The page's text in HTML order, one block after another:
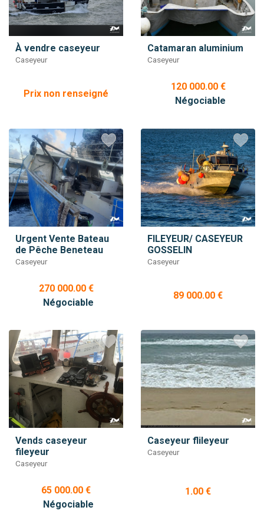
À vendre caseyeur
Caseyeur
Prix non renseigné
Catamaran aluminium
Caseyeur
120 000.00 €
Négociable
Urgent Vente Bateau
de Pêche Beneteau
Caseyeur
270 000.00 €
Négociable
FILEYEUR/ CASEYEUR
GOSSELIN
Caseyeur
89 000.00 €
Vends caseyeur
fileyeur
Caseyeur
65 000.00 €
Négociable
Caseyeur flileyeur
Caseyeur
1.00 €